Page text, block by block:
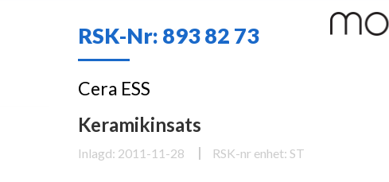
RSK-Nr: 893 82 73
Cera ESS
Keramikinsats
Inlagd: 2011-11-28 RSK-nr enhet: ST